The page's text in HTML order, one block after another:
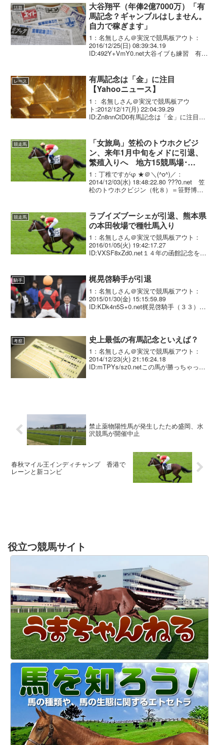
話題
大谷翔平（年俸2億7000万）「有
馬記念？ギャンブルはしません。
自力で稼ぎます」
1：名無しさん＠実況で競馬板アウト：
2016/12/25(日) 08:39:34.19
ID:492Y+VmY0.net大谷イブも練習 有馬
い、マシン打撃の最中に動画撮...
レース
有馬記念は「金」に注目
【Yahooニュース】
1： 名無しさん＠実況で競馬板アウ
ト:2012/12/17(月) 22:04:39.29
ID:Zn8nnCtD0有馬記念は「金」に注目今
ジェンティルドンナ（ファン投票...
競走馬
「女旅烏」笠松のトウホクビジ
ン、来年1月中旬をメドに引退、
繁殖入りへ 地方15競馬場･
JRA4競馬場で出走し地方重賞5勝
1：丁稚ですがφ ★＠＼(^o^)／：
2014/12/03(水) 18:48:22.80 ???0.net 笠
松のトウホクビジン（牝８）＝笹野博＝
師が３日、明らかにした...
競走馬
ラブイズブーシェが引退、熊本県
の本田牧場で種牡馬入り
1：名無しさん＠実況で競馬板アウト：
2016/01/05(火) 19:42:17.27
ID:VXSF8xZd0.net１４年の函館記念を制
抹消した。通算３２戦６勝。オ...
騎手 梶晃啓騎手が引退
1：名無しさん＠実況で競馬板アウト：
2015/01/30(金) 15:15:59.89
ID:KDk4n5S+0.net梶晃啓騎手（３３）＝
考察 史上最低の有馬記念といえば？
1：名無しさん＠実況で競馬板アウト：
2014/12/23(火) 21:16:24.18
ID:mTPYs/sz0.netこの馬が勝っちゃって
禁止薬物陽性馬が発生したため盛岡、水
沢競馬が開催中止
春秋マイル王インディチャンプ 香港で
レーンと新コンビ
役立つ競馬サイト